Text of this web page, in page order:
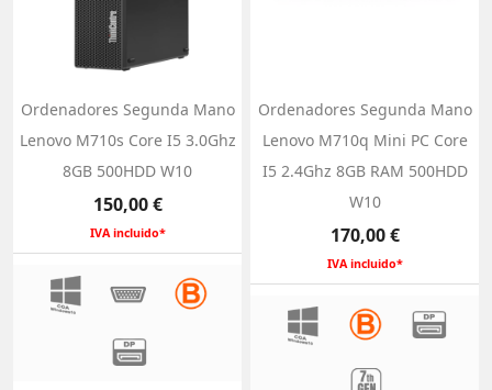
Ordenadores Segunda Mano
Lenovo M710s Core I5 3.0Ghz
8GB 500HDD W10
Precio
150,00 €
IVA incluido*
Ordenadores Segunda Mano
Lenovo M710q Mini PC Core
I5 2.4Ghz 8GB RAM 500HDD
W10
Precio
170,00 €
IVA incluido*